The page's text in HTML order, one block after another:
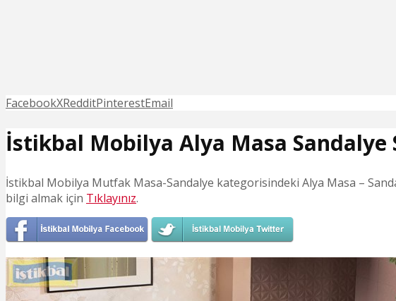
FacebookXRedditPinterestEmail
İstikbal Mobilya Alya Masa Sandalye
İstikbal Mobilya Mutfak Masa-Sandalye kategorisindeki Alya Masa –
bilgi almak için Tıklayınız.